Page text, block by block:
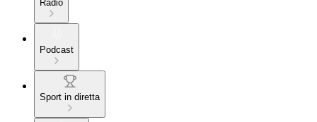
Radio
Podcast
Sport in diretta